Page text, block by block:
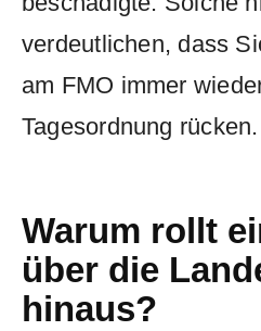
verdeutlichen, dass
am FMO immer
Tagesordnung rücken.
Warum rollt
über die
hinaus?